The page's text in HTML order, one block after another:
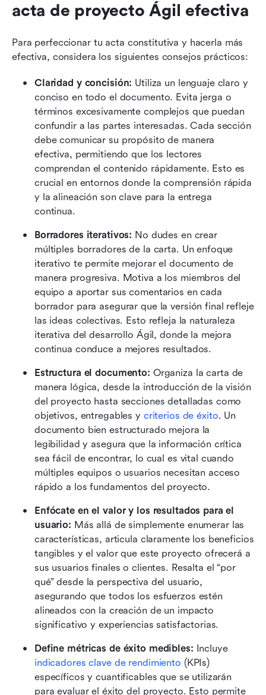
acta de proyecto Ágil efectiva
Para perfeccionar tu acta constitutiva y hacerla más
efectiva, considera los siguientes consejos prácticos:
Claridad y concisión: Utiliza un lenguaje claro y
conciso en todo el documento. Evita jerga o
términos excesivamente complejos que puedan
confundir a las partes interesadas. Cada sección
debe comunicar su propósito de manera
efectiva, permitiendo que los lectores
comprendan el contenido rápidamente. Esto es
crucial en entornos donde la comprensión rápida
y la alineación son clave para la entrega
continua.
Borradores iterativos: No dudes en crear
múltiples borradores de la carta. Un enfoque
iterativo te permite mejorar el documento de
manera progresiva. Motiva a los miembros del
equipo a aportar sus comentarios en cada
borrador para asegurar que la versión final refleje
las ideas colectivas. Esto refleja la naturaleza
iterativa del desarrollo Ágil, donde la mejora
continua conduce a mejores resultados.
Estructura el documento: Organiza la carta de
manera lógica, desde la introducción de la visión
del proyecto hasta secciones detalladas como
objetivos, entregables y criterios de éxito. Un
documento bien estructurado mejora la
legibilidad y asegura que la información crítica
sea fácil de encontrar, lo cual es vital cuando
múltiples equipos o usuarios necesitan acceso
rápido a los fundamentos del proyecto.
Enfócate en el valor y los resultados para el
usuario: Más allá de simplemente enumerar las
características, articula claramente los beneficios
tangibles y el valor que este proyecto ofrecerá a
sus usuarios finales o clientes. Resalta el “por
qué” desde la perspectiva del usuario,
asegurando que todos los esfuerzos estén
alineados con la creación de un impacto
significativo y experiencias satisfactorias.
Define métricas de éxito medibles:
Incluye
indicadores clave de rendimiento (KPIs)
específicos y cuantificables que se utilizarán
para evaluar el éxito del proyecto. Esto permite